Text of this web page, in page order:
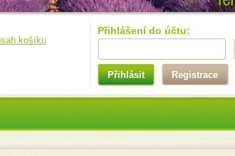
Přihlášení do účtu:
Přihlásit Registrace
košíku